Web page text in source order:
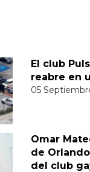
El club
reabre en
05
Omar
de
del club